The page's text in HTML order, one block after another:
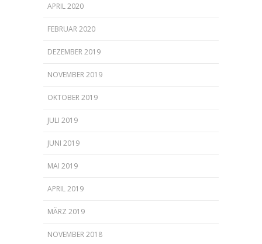
APRIL 2020
FEBRUAR 2020
DEZEMBER 2019
NOVEMBER 2019
OKTOBER 2019
JULI 2019
JUNI 2019
MAI 2019
APRIL 2019
MÄRZ 2019
NOVEMBER 2018